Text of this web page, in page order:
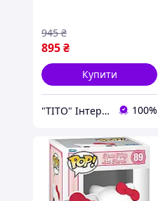
895₴
945 ₴
Купити
"ТІТО" Інтернет-магазин 100%